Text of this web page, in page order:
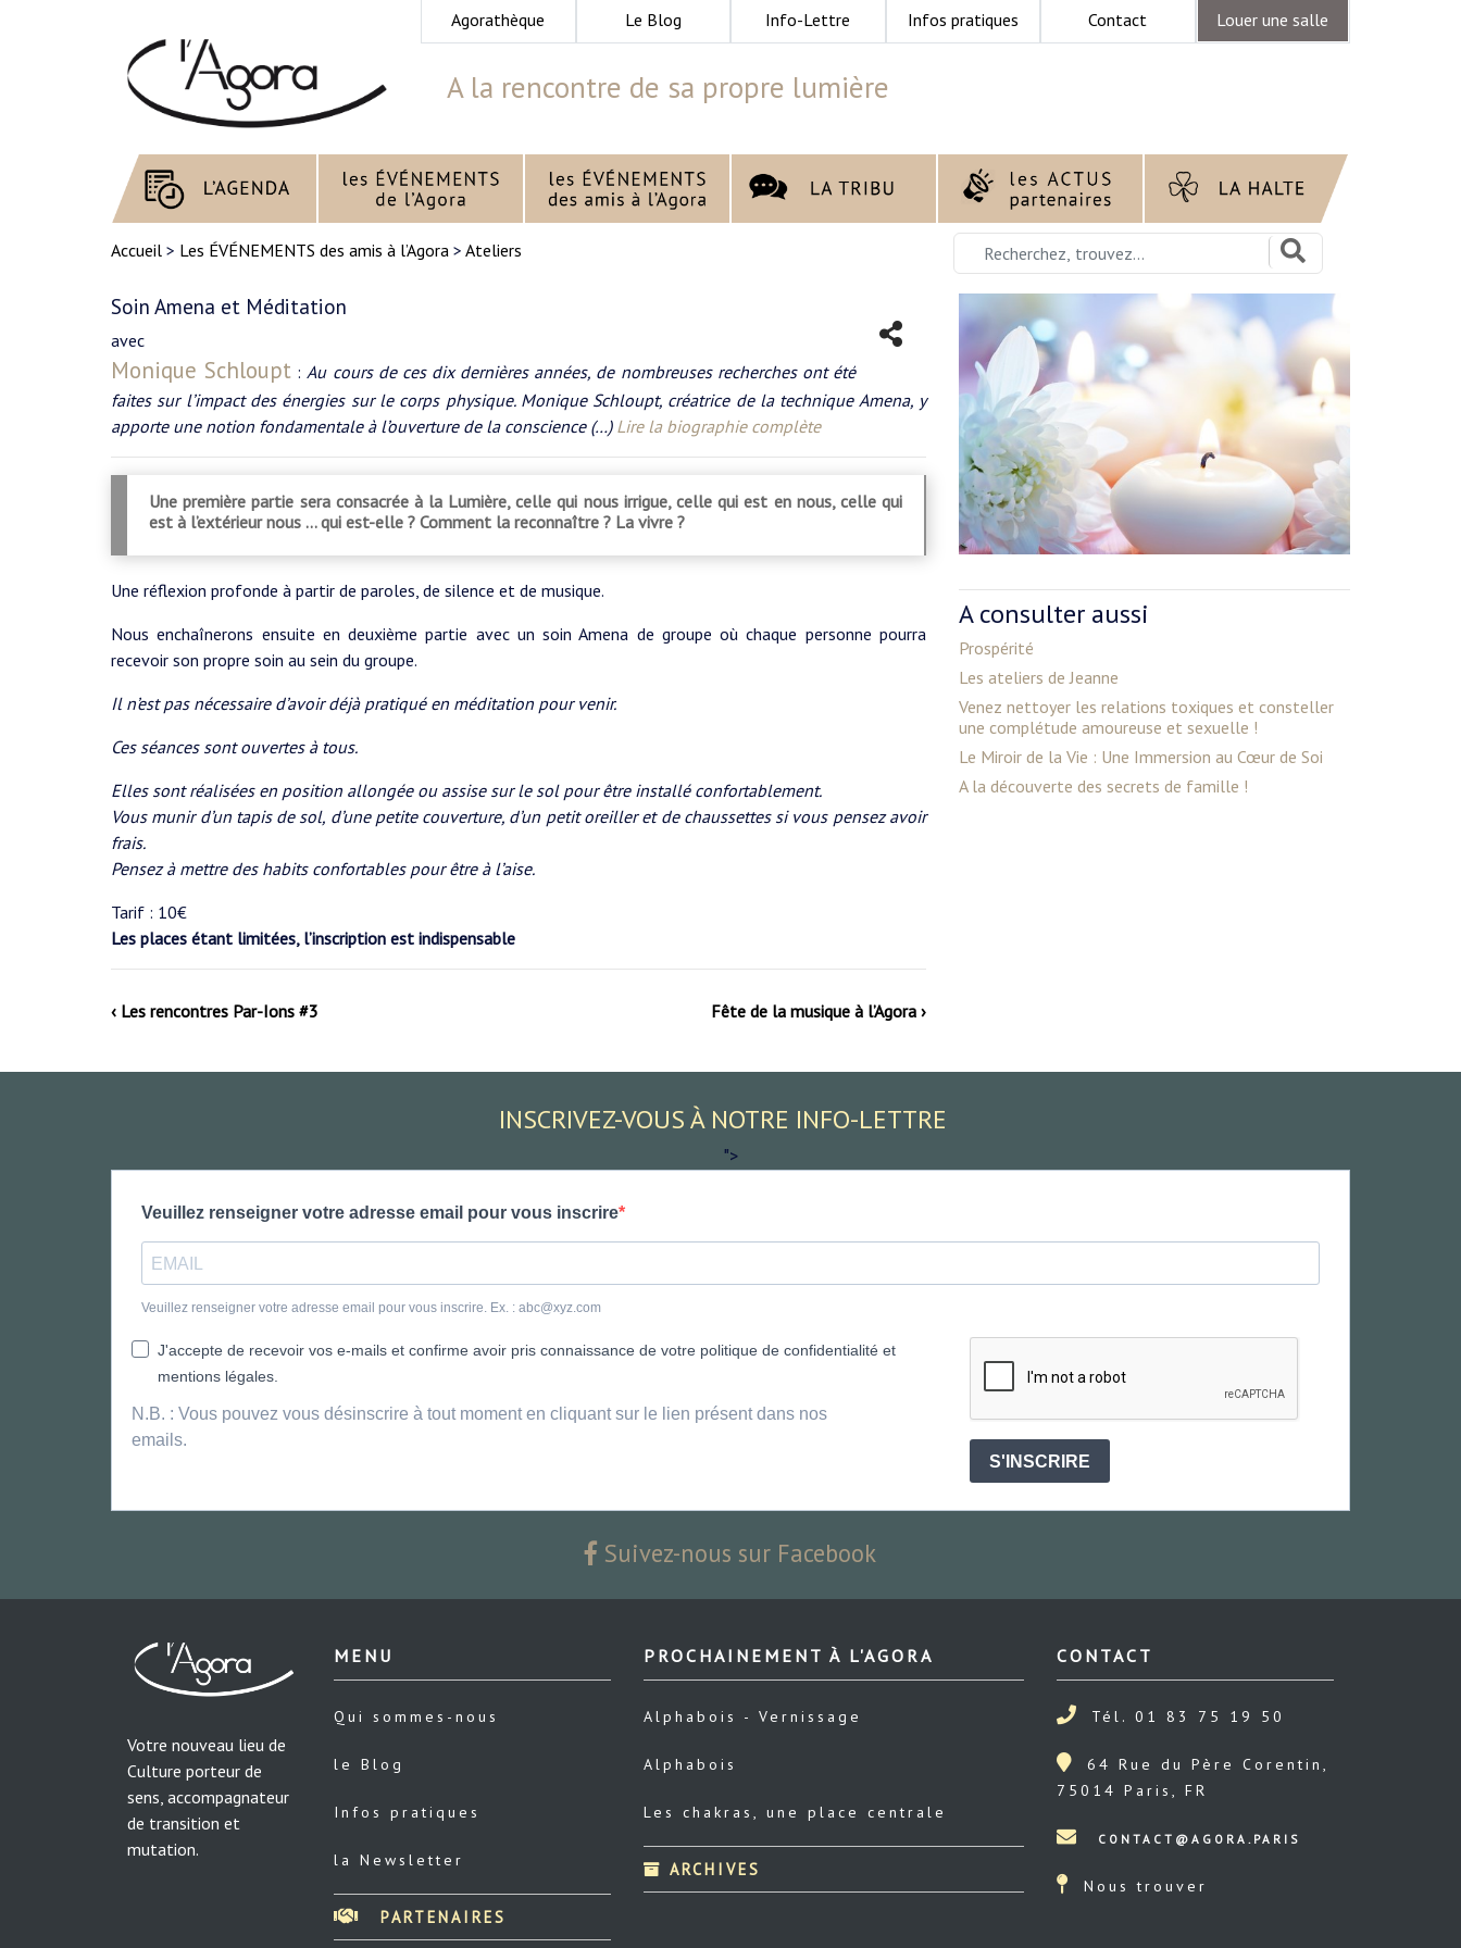
Agorathèque Le Blog Info-Lettre Infos pratiques Contact Louer une salle
A la rencontre de sa propre lumière
Accueil > Les ÉVÉNEMENTS des amis à l’Agora > Ateliers
Soin Amena et Méditation
avec
Monique Schloupt :Au cours de ces dix dernières années, de nombreuses recherches ont été
faites sur l’impact des énergies sur le corps physique. Monique Schloupt, créatrice de la technique Amena, y
apporte une notion fondamentale à l’ouverture de la conscience (…) Lire la biographie complète
Une première partie sera consacrée à la Lumière, celle qui nous irrigue, celle qui est en nous, celle qui
est à l’extérieur nous … qui est-elle ? Comment la reconnaître ? La vivre ?
Une réflexion profonde à partir de paroles, de silence et de musique.
Nous enchaînerons ensuite en deuxième partie avec un soin Amena de groupe où chaque personne pourra
recevoir son propre soin au sein du groupe.
Il n’est pas nécessaire d’avoir déjà pratiqué en méditation pour venir.
Ces séances sont ouvertes à tous.
Elles sont réalisées en position allongée ou assise sur le sol pour être installé confortablement.
Vous munir d’un tapis de sol, d’une petite couverture, d’un petit oreiller et de chaussettes si vous pensez avoir
frais.
Pensez à mettre des habits confortables pour être à l’aise.
Tarif : 10€
Les places étant limitées, l’inscription est indispensable
‹ Les rencontres Par-Ions #3 Fête de la musique à l’Agora ›
A consulter aussi
Prospérité
Les ateliers de Jeanne
Venez nettoyer les relations toxiques et consteller
une complétude amoureuse et sexuelle !
Le Miroir de la Vie : Une Immersion au Cœur de Soi
A la découverte des secrets de famille !
INSCRIVEZ-VOUS À NOTRE INFO-LETTRE
">
Veuillez renseigner votre adresse email pour vous inscrire
Veuillez renseigner votre adresse email pour vous inscrire. Ex. : abc@xyz.com
J'accepte de recevoir vos e-mails et confirme avoir pris connaissance de votre politique de confidentialité et
mentions légales.
N.B. : Vous pouvez vous désinscrire à tout moment en cliquant sur le lien présent dans nos
emails.
S'INSCRIRE
Suivez-nous sur Facebook
Votre nouveau lieu de
Culture porteur de
sens, accompagnateur
de transition et
mutation.
MENU
Qui sommes-nous
le Blog
Infos pratiques
la Newsletter
PARTENAIRES
PROCHAINEMENT À L'AGORA
Alphabois - Vernissage
Alphabois
Les chakras, une place centrale
ARCHIVES
CONTACT
Tél. 01 83 75 19 50
64 Rue du Père Corentin,
75014 Paris, FR
Nous trouver